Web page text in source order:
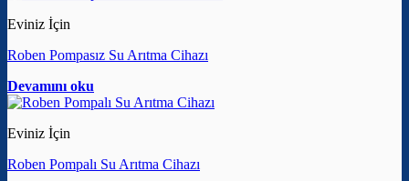
Eviniz İçin
Roben Pompasız Su Arıtma Cihazı
Devamını oku
Eviniz İçin
Roben Pompalı Su Arıtma Cihazı